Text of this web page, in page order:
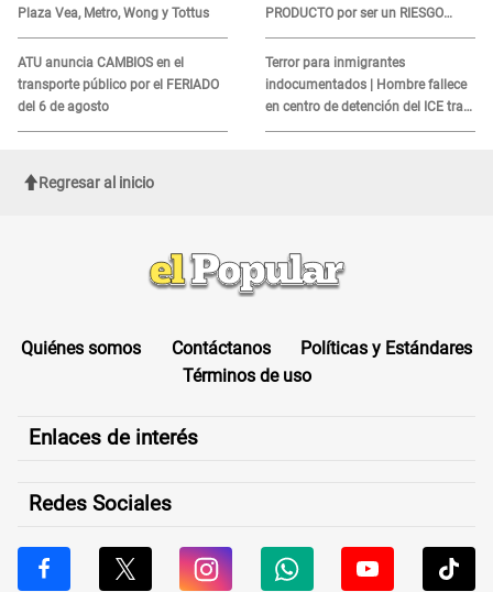
Plaza Vea, Metro, Wong y Tottus
ATU anuncia CAMBIOS en el
transporte público por el FERIADO
del 6 de agosto
PRODUCTO por ser un RIESGO
MORTAL para consumidores: ¿Cuál
es?
Terror para inmigrantes
indocumentados | Hombre fallece
en centro de detención del ICE tras
sufrir una "emergencia médica"
Regresar al inicio
Quiénes somos Contáctanos
Políticas y Estándares
Términos de uso
Enlaces de interés
Redes Sociales